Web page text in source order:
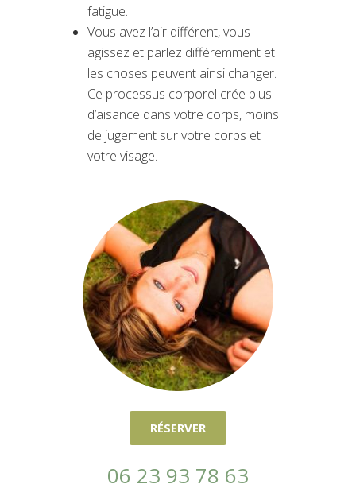
fatigue.
Vous avez l’air différent, vous
agissez et parlez différemment et
les choses peuvent ainsi changer.
Ce processus corporel crée plus
d’aisance dans votre corps, moins
de jugement sur votre corps et
votre visage.
RÉSERVER
06 23 93 78 63